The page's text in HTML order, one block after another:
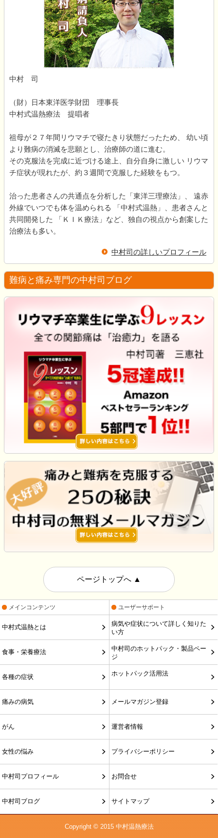
中村 司
（財）日本東洋医学財団 理事長
中村式温熱療法 提唱者
祖母が２７年間リウマチで寝たきり状態だったため、 幼い頃
より難病の消滅を悲願とし、治療師の道に進む。
その克服法を完成に近づける途上、自分自身に激しい リウマ
チ症状が現れたが、約３週間で克服した経験をもつ。
治った患者さんの共通点を分析した「東洋三理療法」、 遠赤
外線でいつでも体を温められる 「中村式温熱」、患者さんと
共同開発した 「ＫＩＫ療法」など、独自の視点から創案した
治療法も多い。
中村司の詳しいプロフィール
難病と痛み専門の中村司ブログ
ページトップへ▲
メインコンテンツ
中村式温熱とは
食事・栄養療法
各種の症状
痛みの病気
がん
女性の悩み
中村司プロフィール
中村司ブログ
ユーザーサポート
病気や症状について詳しく知りた
い方
中村司のホットパック・製品ペー
ジ
ホットパック活用法
メールマガジン登録
運営者情報
プライバシーポリシー
お問合せ
サイトマップ
Copyright © 2015 中村温熱療法